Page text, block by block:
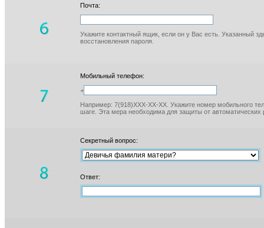
Почта:
Укажите контактный ящик, если он у Вас есть. Указанный
восстановления пароля.
Мобильный телефон:
+
Например: 7(918)XXX-XX-XX. Укажите номер мобильного
шаге. Эта мера необходима для защиты от автоматических
Секретный вопрос:
Ответ: